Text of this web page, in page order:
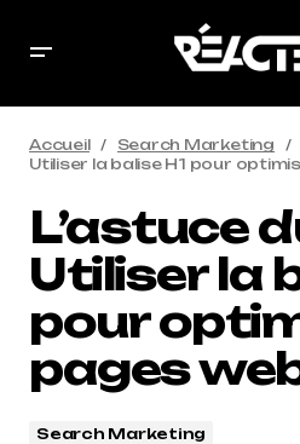
Accueil Search Marketing
Utiliser la balise H1 pour
L’astuce
Utiliser la
pour
pages
Search Marketing